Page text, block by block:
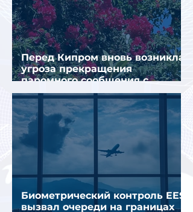
Перед Кипром вновь возникла
угроза прекращения
паромного сообщения с
Грецией
Биометрический контроль EES
вызвал очереди на границах